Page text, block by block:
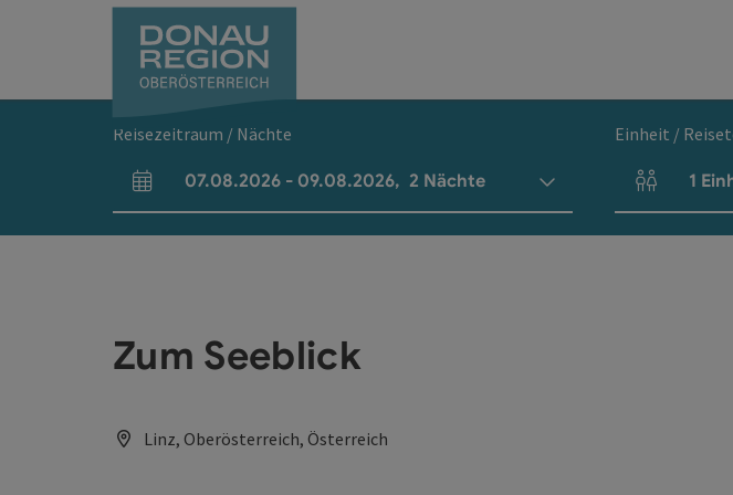
Reisezeitraum / Nächte
An- und Abreisefelder
07.08.2026 - 09.08.2026, 2 Nächte
Einheit /
1
Zum Seeblick
Linz, Oberösterreich, Österreich